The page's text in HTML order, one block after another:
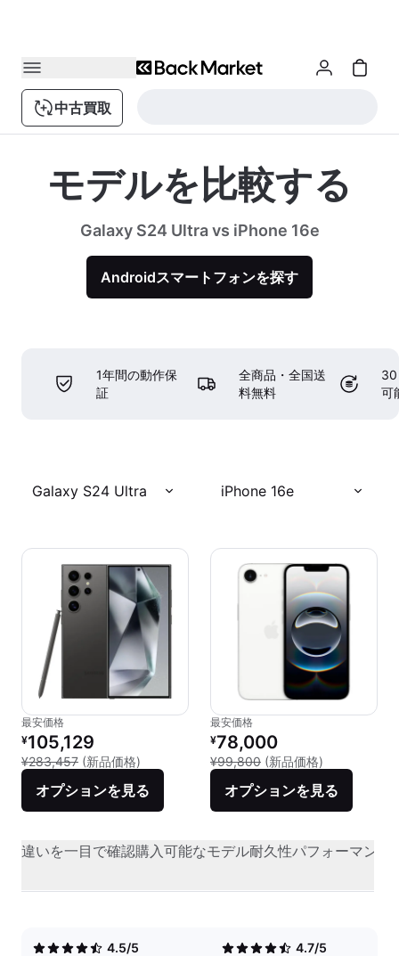
中古買取
モデルを比較する
Galaxy S24 Ultra vs iPhone 16e
Androidスマートフォンを探す
1年間の動作保
証
全商品・全国送
料無料
30
可
Galaxy S24 Ultra iPhone 16e
最安価格
リファービッシュ品の価格：
¥105,129
¥283,457 (新品価格) 新品との比較：¥283,457
オプションを見る
最安価格
リファービッシュ品の価格：
¥78,000
¥99,800 (新品価格)
オプションを見る
違いを一目で確認購入可能なモデル耐久性パフォーマンス
4.5/5
4.7/5